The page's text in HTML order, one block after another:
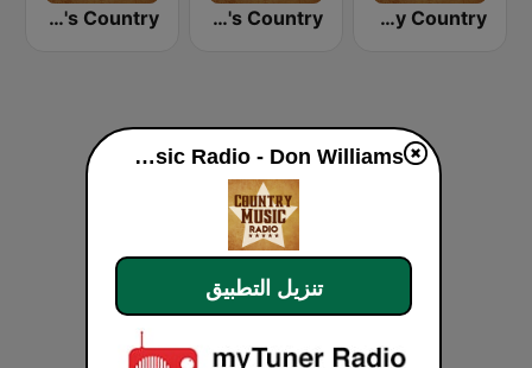
Country Music Radio - Easy Country
Country Music Radio - 50's Country
Country Music Radio - 90's Country
Country Music Radio - Don Williams
تنزيل التطبيق